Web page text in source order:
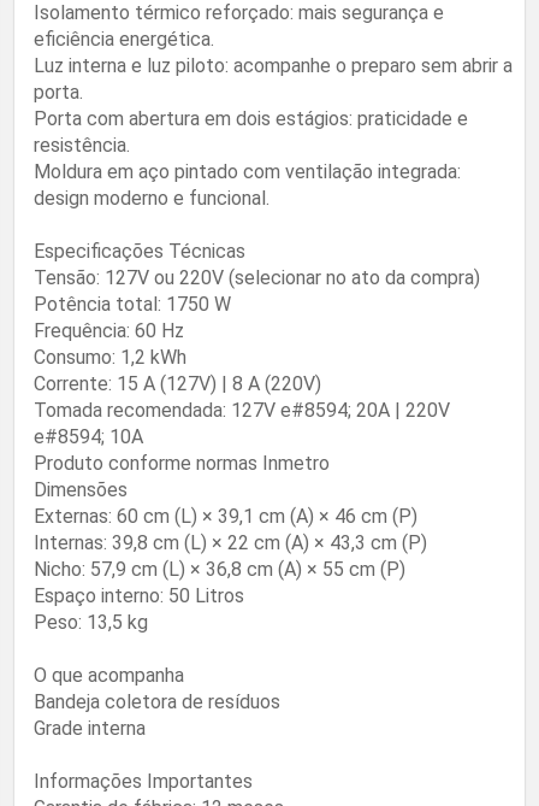
Isolamento térmico reforçado: mais segurança e
eficiência energética.
Luz interna e luz piloto: acompanhe o preparo sem abrir a
porta.
Porta com abertura em dois estágios: praticidade e
resistência.
Moldura em aço pintado com ventilação integrada:
design moderno e funcional.
Especificações Técnicas
Tensão: 127V ou 220V (selecionar no ato da compra)
Potência total: 1750 W
Frequência: 60 Hz
Consumo: 1,2 kWh
Corrente: 15 A (127V) | 8 A (220V)
Tomada recomendada: 127V e#8594; 20A | 220V
e#8594; 10A
Produto conforme normas Inmetro
Dimensões
Externas: 60 cm (L) × 39,1 cm (A) × 46 cm (P)
Internas: 39,8 cm (L) × 22 cm (A) × 43,3 cm (P)
Nicho: 57,9 cm (L) × 36,8 cm (A) × 55 cm (P)
Espaço interno: 50 Litros
Peso: 13,5 kg
O que acompanha
Bandeja coletora de resíduos
Grade interna
Informações Importantes